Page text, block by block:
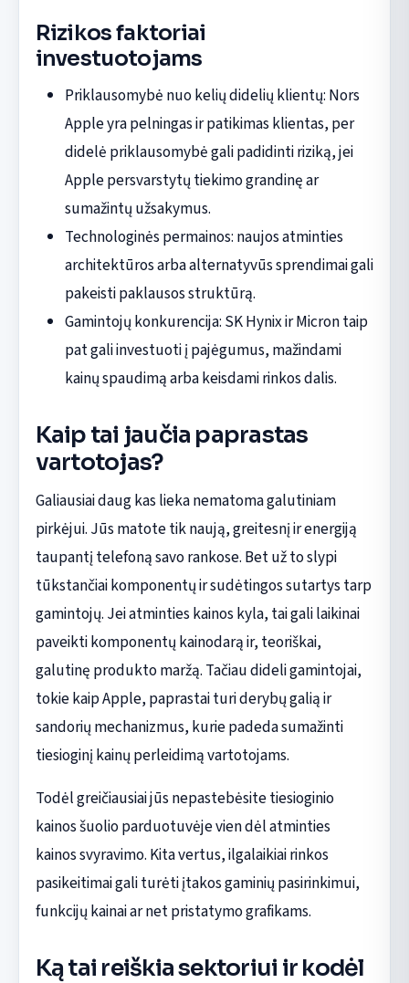
Rizikos faktoriai
investuotojams
Priklausomybė nuo kelių didelių klientų: Nors
Apple yra pelningas ir patikimas klientas, per
didelė priklausomybė gali padidinti riziką, jei
Apple persvarstytų tiekimo grandinę ar
sumažintų užsakymus.
Technologinės permainos: naujos atminties
architektūros arba alternatyvūs sprendimai gali
pakeisti paklausos struktūrą.
Gamintojų konkurencija: SK Hynix ir Micron taip
pat gali investuoti į pajėgumus, mažindami
kainų spaudimą arba keisdami rinkos dalis.
Kaip tai jaučia paprastas
vartotojas?
Galiausiai daug kas lieka nematoma galutiniam
pirkėjui. Jūs matote tik naują, greitesnį ir energiją
taupantį telefoną savo rankose. Bet už to slypi
tūkstančiai komponentų ir sudėtingos sutartys tarp
gamintojų. Jei atminties kainos kyla, tai gali laikinai
paveikti komponentų kainodarą ir, teoriškai,
galutinę produkto maržą. Tačiau dideli gamintojai,
tokie kaip Apple, paprastai turi derybų galią ir
sandorių mechanizmus, kurie padeda sumažinti
tiesioginį kainų perleidimą vartotojams.
Todėl greičiausiai jūs nepastebėsite tiesioginio
kainos šuolio parduotuvėje vien dėl atminties
kainos svyravimo. Kita vertus, ilgalaikiai rinkos
pasikeitimai gali turėti įtakos gaminių pasirinkimui,
funkcijų kainai ar net pristatymo grafikams.
Ką tai reiškia sektoriui ir kodėl